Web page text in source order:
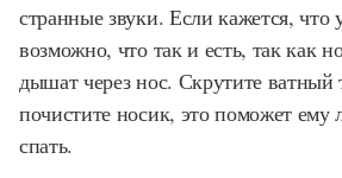
странные звуки. Если кажется,
возможно, что так и есть, так как
дышат через нос. Скрутите ватный
почистите носик, это поможет ему
спать.